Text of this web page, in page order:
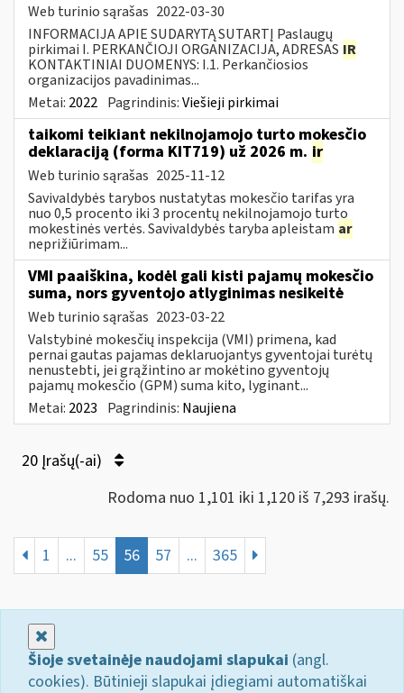
Web turinio sąrašas 2022-03-30
INFORMACIJA APIE SUDARYTĄ SUTARTĮ Paslaugų
pirkimai I. PERKANČIOJI ORGANIZACIJA, ADRESAS IR
KONTAKTINIAI DUOMENYS: I.1. Perkančiosios
organizacijos pavadinimas...
Metai: 2022 Pagrindinis:Viešieji pirkimai
taikomi teikiant nekilnojamojo turto mokesčio
deklaraciją (forma KIT719) už 2026 m. ir
Web turinio sąrašas 2025-11-12
Savivaldybės tarybos nustatytas mokesčio tarifas yra
nuo 0,5 procento iki 3 procentų nekilnojamojo turto
mokestinės vertės. Savivaldybės taryba apleistam ar
neprižiūrimam...
VMI paaiškina, kodėl gali kisti pajamų mokesčio
suma, nors gyventojo atlyginimas nesikeitė
Web turinio sąrašas 2023-03-22
Valstybinė mokesčių inspekcija (VMI) primena, kad
pernai gautas pajamas deklaruojantys gyventojai turėtų
nenustebti, jei grąžintino ar mokėtino gyventojų
pajamų mokesčio (GPM) suma kito, lyginant...
Metai: 2023 Pagrindinis: Naujiena
20 Įrašų(-ai)
Rodoma nuo 1,101 iki 1,120 iš 7,293 irašų.
1 ... 55 56 57 ... 365
Šioje svetainėje naudojami slapukai (angl.
cookies). Būtinieji slapukai įdiegiami automatiškai